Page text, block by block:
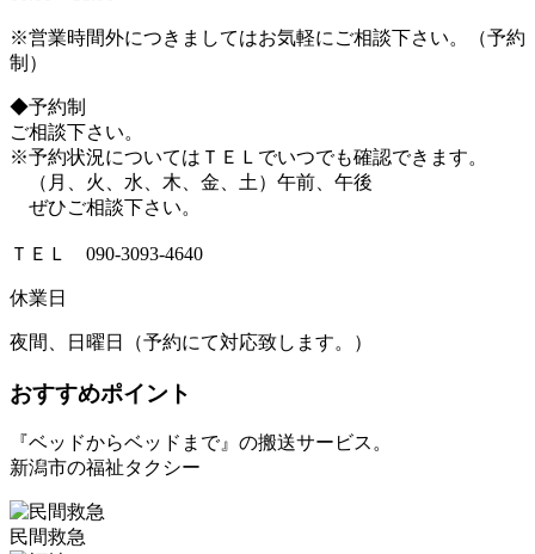
※営業時間外につきましてはお気軽にご相談下さい。（予約
制）
◆予約制
ご相談下さい。
※予約状況についてはＴＥＬでいつでも確認できます。
（月、火、水、木、金、土）午前、午後
ぜひご相談下さい。
ＴＥＬ 090-3093-4640
休業日
夜間、日曜日（予約にて対応致します。）
おすすめポイント
『ベッドからベッドまで』の搬送サービス。
新潟市の福祉タクシー
民間救急